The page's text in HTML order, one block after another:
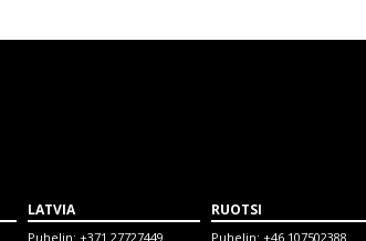
LATVIA
Puhelin: +371 27727449
RUOTSI
Puhelin: +46 107502388